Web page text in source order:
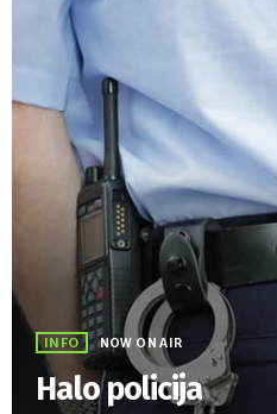
INFO NOW ON AIR
Halo policija